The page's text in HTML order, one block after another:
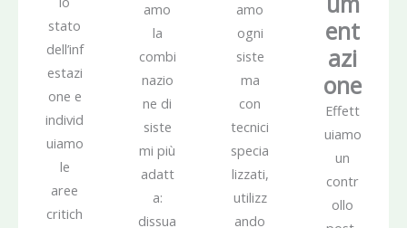
stato
dell’inf
estazi
one e
individ
uiamo
le
aree
critich
amo
la
combi
nazio
ne di
siste
mi più
adatt
a:
dissua
amo
ogni
siste
ma
con
tecnici
specia
lizzati,
utilizz
ando
ent
azi
one
Effett
uiamo
un
contr
ollo